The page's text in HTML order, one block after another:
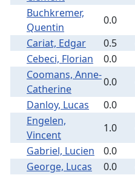
Buchkremer,
Quentin
0.0
Cariat, Edgar
0.5
Cebeci, Florian
0.0
Coomans, Anne-
Catherine
0.0
Danloy, Lucas
0.0
Engelen,
Vincent
1.0
Gabriel, Lucien
0.0
George, Lucas
0.0